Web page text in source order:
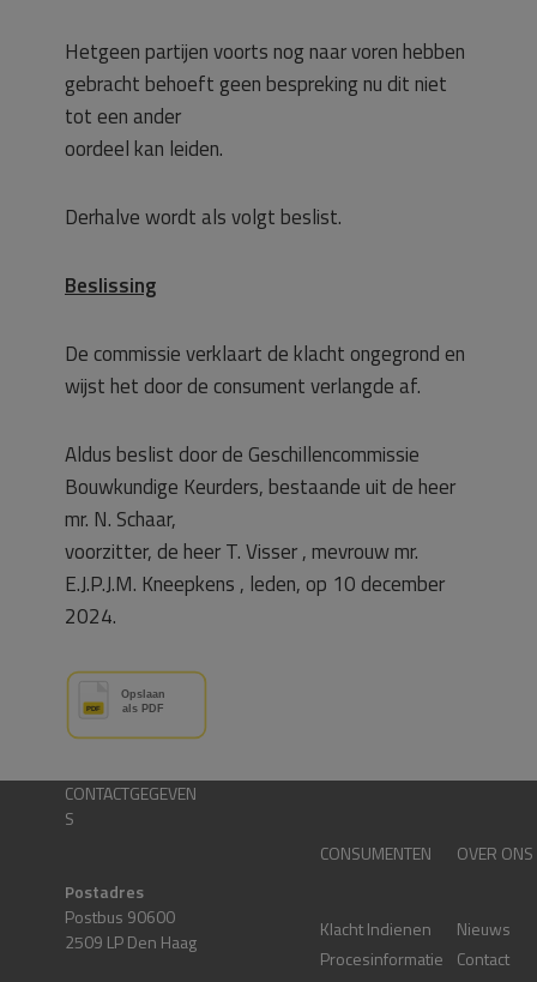
Hetgeen partijen voorts nog naar voren hebben
gebracht behoeft geen bespreking nu dit niet
tot een ander
oordeel kan leiden.
Derhalve wordt als volgt beslist.
Beslissing
De commissie verklaart de klacht ongegrond en
wijst het door de consument verlangde af.
Aldus beslist door de Geschillencommissie
Bouwkundige Keurders, bestaande uit de heer
mr. N. Schaar,
voorzitter, de heer T. Visser , mevrouw mr.
E.J.P.J.M. Kneepkens , leden, op 10 december
2024.
CONTACTGEGEVEN
S
Postadres
Postbus 90600
2509 LP Den Haag
CONSUMENTEN
Klacht Indienen
Procesinformatie
OVER ONS
Nieuws
Contact